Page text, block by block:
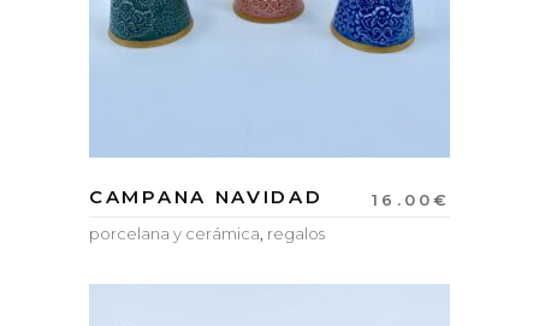
CAMPANA NAVIDAD 16.00€
porcelana y cerámica regalos